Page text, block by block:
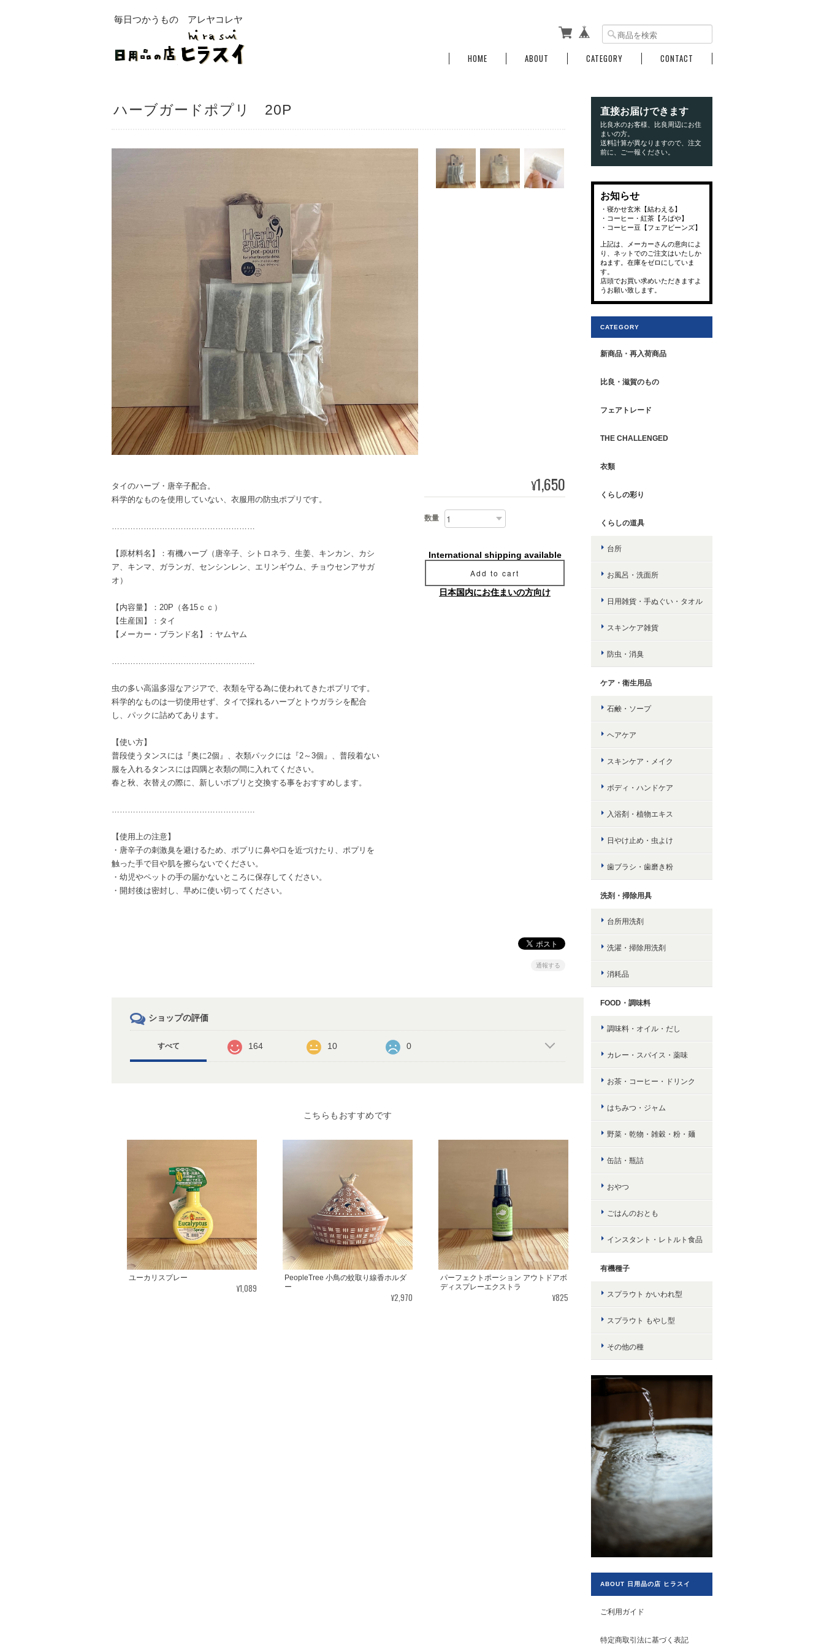
毎日つかうもの アレヤコレヤ
HOME ABOUT CATEGORY CONTACT
ハーブガードポプリ 20P
タイのハーブ・唐辛子配合。
科学的なものを使用していない、衣服用の防虫ポプリです。
………………………………………………
【原材料名】：有機ハーブ（唐辛子、シトロネラ、生姜、キンカン、カシ
ア、キンマ、ガランガ、センシンレン、エリンギウム、チョウセンアサガ
オ）
【内容量】：20P（各15ｃｃ）
【生産国】：タイ
【メーカー・ブランド名】：ヤムヤム
………………………………………………
虫の多い高温多湿なアジアで、衣類を守る為に使われてきたポプリです。
科学的なものは一切使用せず、タイで採れるハーブとトウガラシを配合
し、パックに詰めてあります。
【使い方】
普段使うタンスには『奥に2個』、衣類パックには『2～3個』、普段着ない
服を入れるタンスには四隅と衣類の間に入れてください。
春と秋、衣替えの際に、新しいポプリと交換する事をおすすめします。
………………………………………………
【使用上の注意】
・唐辛子の刺激臭を避けるため、ポプリに鼻や口を近づけたり、ポプリを
触った手で目や肌を擦らないでください。
・幼児やペットの手の届かないところに保存してください。
・開封後は密封し、早めに使い切ってください。
¥1,650
数量
International shipping available
Add to cart
日本国内にお住まいの方向け
通報する
ショップの評価
すべて 164 10 0
こちらもおすすめです
ユーカリスプレー
¥1,089
PeopleTree 小鳥の蚊取り線香ホルダ
ー
¥2,970
パーフェクトポーション アウトドアボ
ディスプレーエクストラ
¥825
直接お届けできます
比良水のお客様、比良周辺にお住
まいの方。
送料計算が異なりますので、注文
前に、ご一報ください。
お知らせ
・寝かせ玄米【結わえる】
・コーヒー・紅茶【ろばや】
・コーヒー豆【フェアビーンズ】
上記は、メーカーさんの意向によ
り、ネットでのご注文はいたしか
ねます。在庫をゼロにしていま
す。
店頭でお買い求めいただきますよ
うお願い致します。
CATEGORY
新商品・再入荷商品
比良・滋賀のもの
フェアトレード
THE CHALLENGED
衣類
くらしの彩り
くらしの道具
台所
お風呂・洗面所
日用雑貨・手ぬぐい・タオル
スキンケア雑貨
防虫・消臭
ケア・衛生用品
石鹸・ソープ
ヘアケア
スキンケア・メイク
ボディ・ハンドケア
入浴剤・植物エキス
日やけ止め・虫よけ
歯ブラシ・歯磨き粉
洗剤・掃除用具
台所用洗剤
洗濯・掃除用洗剤
消耗品
FOOD・調味料
調味料・オイル・だし
カレー・スパイス・薬味
お茶・コーヒー・ドリンク
はちみつ・ジャム
野菜・乾物・雑穀・粉・麺
缶詰・瓶詰
おやつ
ごはんのおとも
インスタント・レトルト食品
有機種子
スプラウト かいわれ型
スプラウト もやし型
その他の種
ABOUT 日用品の店 ヒラスイ
ご利用ガイド
特定商取引法に基づく表記